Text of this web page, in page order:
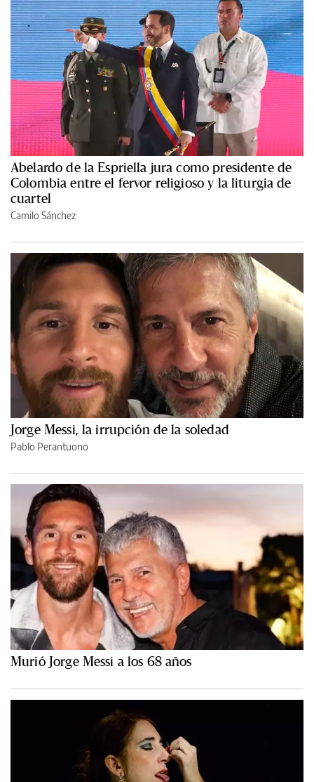
Abelardo de la Espriella jura como presidente de
Colombia entre el fervor religioso y la liturgia de
cuartel
Camilo Sánchez
Jorge Messi, la irrupción de la soledad
Pablo Perantuono
Murió Jorge Messi a los 68 años